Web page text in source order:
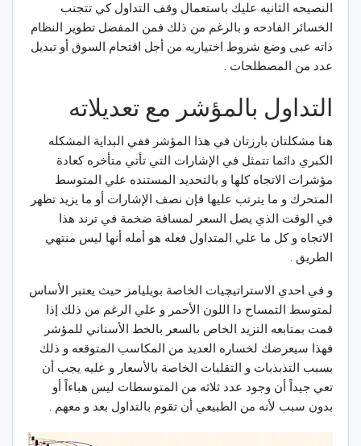
النصيحه الثانيه عليك باستعمال وقف التداول كي تتجنب
الخسائر الفادحه و بالرغم من ذلك فمن المفضل تطوير النظام
ذاته عبى وضع شروط اختياريه من أجل اقتحام السوق أو تبديل
عدد من المصطلحات .
التداول بالمؤشر مع تعديلاته
هنا مشكلتان بارزتان في هذا المؤشر ففي البداية المشكله
الكبري دائما تتمثل في الإشارات التي تأتي متأخره كعادة
مؤشرات الاتجاه كلها و بالتحديد المستنده علي المتوسط
المتحرك و ما يترتب عليها فإن نصف الإشارات أو ما يزيد تظهر
في الوقت الذي يصل السعر لمسافة ضخمة في ترند هذا
الاتجاه و كل ما علي المتداول فعله هو أمله أنها ليس منتهي
الطريق .
و في احدي الاستراتيچيات الخاصة بويليامز حيث يعتبر الأساس
لمتوسط التمساح دا اللون الأحمر و علي الرغم من ذلك إذا
قمت بمتابعه التزيد الخاص بالسعر بالخط الأسناني للمؤشر
فهذا سيعرضك لخساره العديد من المكاسب المتوقعه و ذلك
بسبب التذبذبات و التقلبات الخاصة بالأسعار و عليه يجب أن
تعي جيداً أن وجود عدد ثلاثه من المتوسطات ليس هباءاً أو
بدون سبب لأنه من الطبيعي أن تقوم بالتداول بعد و معهم .